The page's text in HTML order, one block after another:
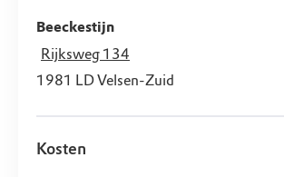
Beeckestijn
Rijksweg 134
1981 LDVelsen-Zuid
Kosten